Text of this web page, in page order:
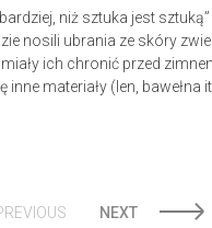
niż sztuka jest
nosili ubrania ze skóry
ich chronić przed
inne materiały (len, bawełna
NEXT